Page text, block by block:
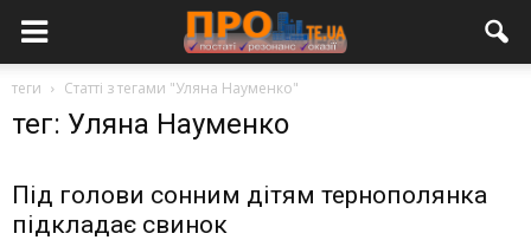
теги Статті з тегами "Уляна Науменко"
тег: Уляна Науменко
Під голови сонним дітям тернополянка
підкладає свинок